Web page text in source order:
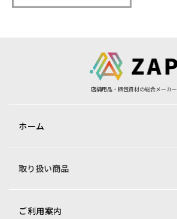
店舗用品・梱包資材の総合メーカー
ホーム
取り扱い商品
ご利用案内